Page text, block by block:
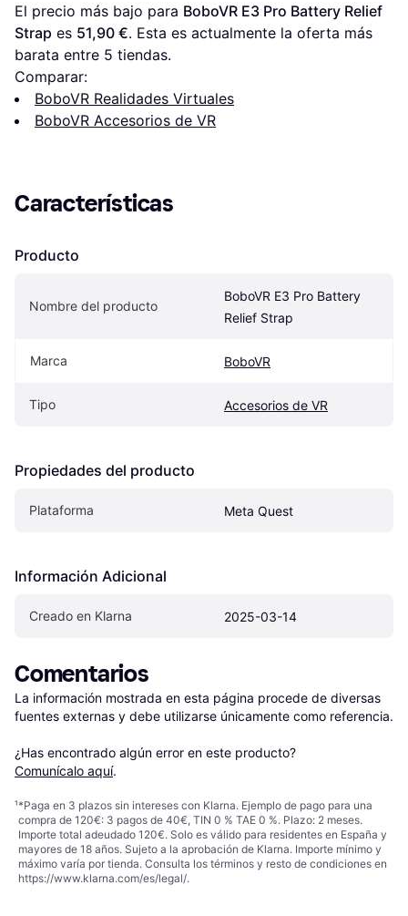
El precio más bajo para BoboVR E3 Pro Battery Relief
Strap es 51,90 €. Esta es actualmente la oferta más
barata entre 5 tiendas.
Comparar:
BoboVR Realidades Virtuales
BoboVR Accesorios de VR
Características
Producto
Nombre del producto
BoboVR E3 Pro Battery
Relief Strap
Marca BoboVR
Tipo Accesorios de VR
Propiedades del producto
Plataforma Meta Quest
Información Adicional
Creado en Klarna 2025-03-14
Comentarios
La información mostrada en esta página procede de diversas
fuentes externas y debe utilizarse únicamente como referencia.
¿Has encontrado algún error en este producto?
Comunícalo aquí.
¹*Paga en 3 plazos sin intereses con Klarna. Ejemplo de pago para una
compra de 120€: 3 pagos de 40€, TIN 0 % TAE 0 %. Plazo: 2 meses.
Importe total adeudado 120€. Solo es válido para residentes en España y
mayores de 18 años. Sujeto a la aprobación de Klarna. Importe mínimo y
máximo varía por tienda. Consulta los términos y resto de condiciones en
https://www.klarna.com/es/legal/.